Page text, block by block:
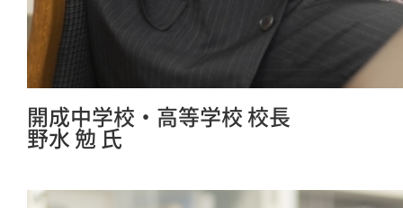
開成中学校・高等学校 校長
野水 勉 氏